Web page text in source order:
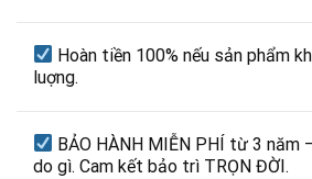
Hoàn tiền 100% nếu sản phẩm
luợng.
BẢO HÀNH MIỄN PHÍ từ 3 năm
do gì. Cam kết bảo trì TRỌN ĐỜI.